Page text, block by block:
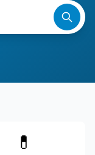
💊